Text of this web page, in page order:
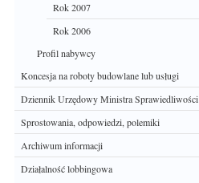
Rok 2007
Rok 2006
Profil nabywcy
Koncesja na roboty budowlane lub usługi
Dziennik Urzędowy Ministra Sprawiedliwości
Sprostowania, odpowiedzi, polemiki
Archiwum informacji
Działalność lobbingowa